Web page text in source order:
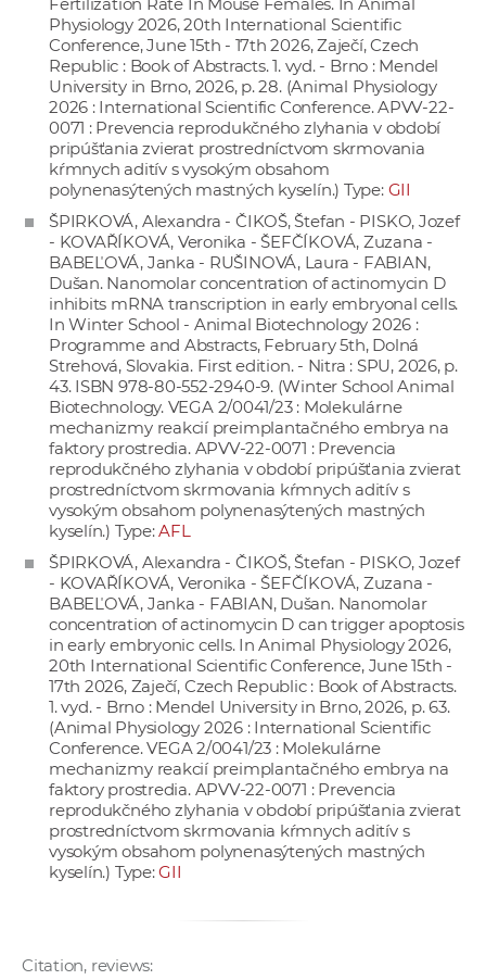
Physiology 2026, 20th International Scientific
Conference, June 15th - 17th 2026, Zaječí, Czech
Republic : Book of Abstracts. 1. vyd. - Brno : Mendel
University in Brno, 2026, p. 28. (Animal Physiology
2026 : International Scientific Conference. APVV-22-
0071 : Prevencia reprodukčného zlyhania v období
pripúšťania zvierat prostredníctvom skrmovania
kŕmnych aditív s vysokým obsahom
polynenasýtených mastných kyselín.) Type: GII
ŠPIRKOVÁ, Alexandra - ČIKOŠ, Štefan - PISKO, Jozef
- KOVAŘÍKOVÁ, Veronika - ŠEFČÍKOVÁ, Zuzana -
BABEĽOVÁ, Janka - RUŠINOVÁ, Laura - FABIAN,
Dušan. Nanomolar concentration of actinomycin D
inhibits mRNA transcription in early embryonal cells.
In Winter School - Animal Biotechnology 2026 :
Programme and Abstracts, February 5th, Dolná
Strehová, Slovakia. First edition. - Nitra : SPU, 2026, p.
43. ISBN 978-80-552-2940-9. (Winter School Animal
Biotechnology. VEGA 2/0041/23 : Molekulárne
mechanizmy reakcií preimplantačného embrya na
faktory prostredia. APVV-22-0071 : Prevencia
reprodukčného zlyhania v období pripúšťania zvierat
prostredníctvom skrmovania kŕmnych aditív s
vysokým obsahom polynenasýtených mastných
kyselín.) Type:AFL
ŠPIRKOVÁ, Alexandra - ČIKOŠ, Štefan - PISKO, Jozef
- KOVAŘÍKOVÁ, Veronika - ŠEFČÍKOVÁ, Zuzana -
BABEĽOVÁ, Janka - FABIAN, Dušan. Nanomolar
concentration of actinomycin D can trigger apoptosis
in early embryonic cells. In Animal Physiology 2026,
20th International Scientific Conference, June 15th -
17th 2026, Zaječí, Czech Republic : Book of Abstracts.
1. vyd. - Brno : Mendel University in Brno, 2026, p. 63.
(Animal Physiology 2026 : International Scientific
Conference. VEGA 2/0041/23 : Molekulárne
mechanizmy reakcií preimplantačného embrya na
faktory prostredia. APVV-22-0071 : Prevencia
reprodukčného zlyhania v období pripúšťania zvierat
prostredníctvom skrmovania kŕmnych aditív s
vysokým obsahom polynenasýtených mastných
kyselín.) Type:GII
Citation, reviews: